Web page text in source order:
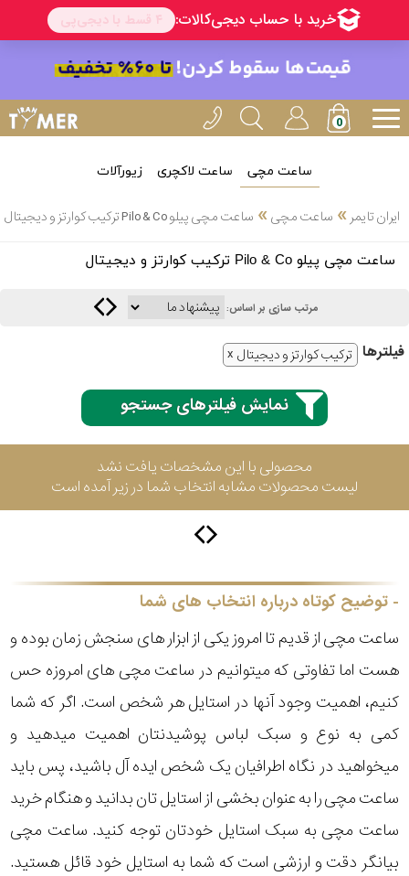
ساعت مچی ساعت لاکچری زیورآلات
ایران تایمر » ساعت مچی» ساعت مچی پیلو Pilo & Co ترکیب کوارتز و دیجیتال
ساعت مچی پیلو Pilo & Co ترکیب کوارتز و دیجیتال
مرتب سازی بر اساس:
فیلتر‌ها ترکیب کوارتز و دیجیتال
نمایش فیلترهای جستجو
محصولی با این مشخصات یافت نشد
لیست محصولات مشابه انتخاب شما در زیر آمده است
توضیح کوتاه درباره انتخاب های شما
ساعت مچی از قدیم تا امروز یکی از ابزار های سنجش زمان بوده و
هست اما تفاوتی که میتوانیم در ساعت مچی های امروزه حس
کنیم، اهمیت وجود آنها در استایل هر شخص است. اگر که شما
کمی به نوع و سبک لباس پوشیدنتان اهمیت میدهید و
میخواهید در نگاه اطرافیان یک شخص ایده آل باشید، پس باید
ساعت مچی را به عنوان بخشی از استایل تان بدانید و هنگام خرید
ساعت مچی به سبک استایل خودتان توجه کنید. ساعت مچی
بیانگر دقت و ارزشی است که شما به استایل خود قائل هستید.
بین 3
عدد
ساعته
جگوار
جنسیت
رده